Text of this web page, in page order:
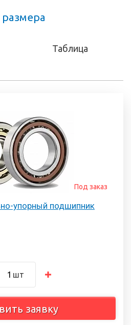
Таблица
упорный подшипник
Под заказ
шт
заявку